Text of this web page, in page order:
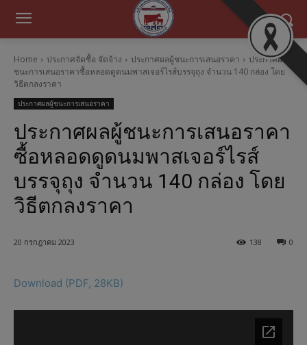
Home ประกาศจัดซื้อ จัดจ้าง ประกาศผลผู้ชนะการเสนอราคา
ประกาศผลผู้
ชนะการเสนอราคาซื้อหลอดดูดนมพาสเจอร์ไรส์บรรจุถุง จำนวน 140 กล่อง โดย
วิธีตกลงราคา
ประกาศผลผู้ชนะการเสนอราคา
ประกาศผลผู้ชนะการเสนอราคา
ซื้อหลอดดูดนมพาสเจอร์ไรส์
บรรจุถุง จำนวน 140 กล่อง โดย
วิธีตกลงราคา
20 กรกฎาคม 2023 0
138
Download (PDF, 28KB)